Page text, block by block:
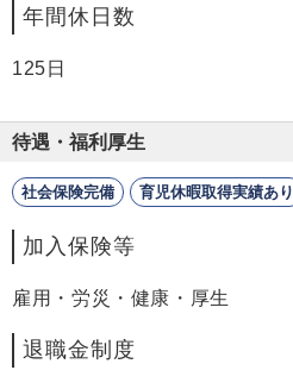
年間休日数
125日
待遇・福利厚生
社会保険完備 育児休暇取得実績あり
加入保険等
雇用・労災・健康・厚生
退職金制度